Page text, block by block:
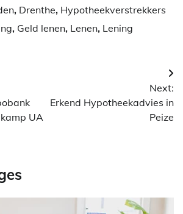
, Drenthe, Hypotheekverstrekkers
, Geld lenen, Lenen, Lening
UA
Next:
Erkend Hypotheekadvies in
Peize